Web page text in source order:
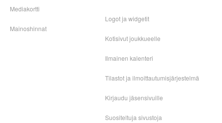
Mediakortti
Mainoshinnat
Logot ja widgetit
Kotisivut joukkueelle
Ilmainen kalenteri
Tilastot ja ilmoittautumisjärjestelmä
Kirjaudu jäsensivuille
Suositeltuja sivustoja